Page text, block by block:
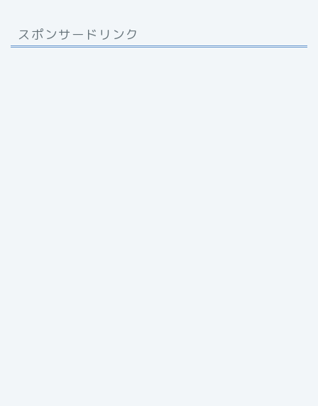
スポンサードリンク